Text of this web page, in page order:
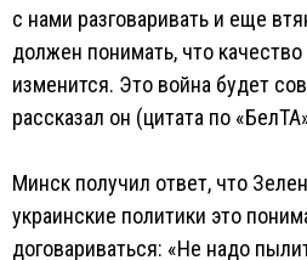
с нами разговаривать и еще
должен понимать, что
изменится. Это война будет
рассказал он (цитата по
Минск получил ответ, что
украинские политики это
договариваться: «Не надо